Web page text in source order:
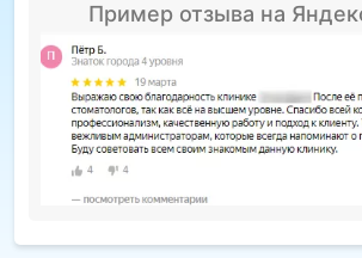
Пример отзыва на